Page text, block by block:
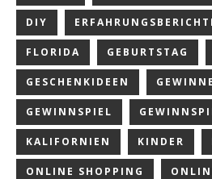
DIY
FLORIDA GEBURTSTAG
GESCHENKIDEEN
GEWINNSPIEL
KALIFORNIEN KINDER
ONLINE SHOPPING